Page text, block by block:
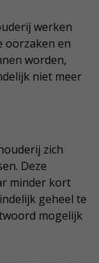
werken
oorzaken en
worden,
niet meer
zich
Deze
minder kort
geheel te
mogelijk